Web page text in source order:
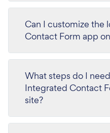
Can I customize the
Contact Form app
What steps do I
Integrated Contact
site?